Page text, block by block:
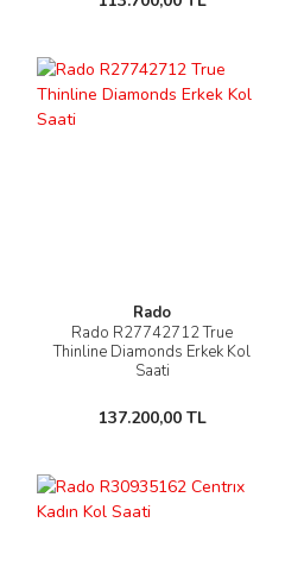
Rado
Rado R27742712 True
Thinline Diamonds Erkek Kol
Saati
137.200,00 TL